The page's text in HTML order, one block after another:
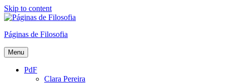
Skip to content
Páginas de Filosofia
Menu
PdF
Clara Pereira